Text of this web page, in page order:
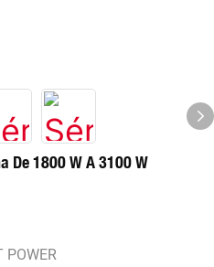
De 1800 W A 3100 W
POWER